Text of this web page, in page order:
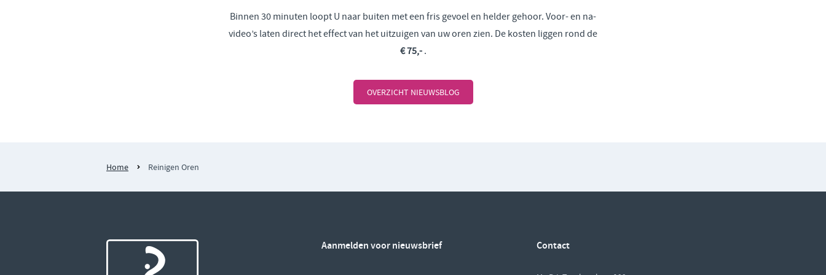
Binnen 30 minuten loopt U naar buiten met een fris gevoel en helder gehoor. Voor- en na-
video’s laten direct het effect van het uitzuigen van uw oren zien. De kosten liggen rond de
€ 75,-.
OVERZICHT NIEUWSBLOG
Home Reinigen Oren
Aanmelden voor nieuwsbrief Contact